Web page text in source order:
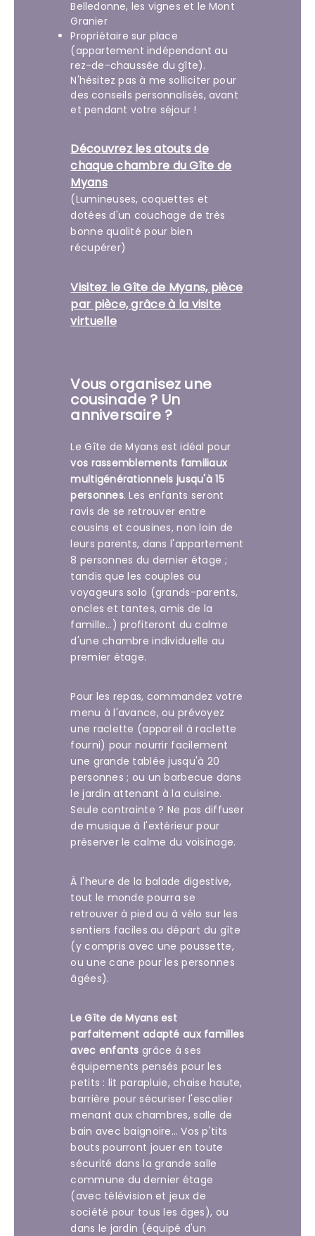
Belledonne, les vignes et le Mont
Granier
Propriétaire sur place
(appartement indépendant au
rez-de-chaussée du gîte).
N'hésitez pas à me solliciter pour
des conseils personnalisés, avant
et pendant votre séjour !
Découvrez les atouts de
chaque chambre du Gîte de
Myans
(Lumineuses, coquettes et
dotées d'un couchage de très
bonne qualité pour bien
récupérer)
Visitez le Gîte de Myans, pièce
par pièce, grâce à la visite
virtuelle
Vous organisez une
cousinade ? Un
anniversaire ?
Le Gîte de Myans est idéal pour
vos rassemblements familiaux
multigénérationnels jusqu'à 15
personnes. Les enfants seront
ravis de se retrouver entre
cousins et cousines, non loin de
leurs parents, dans l'appartement
8 personnes du dernier étage ;
tandis que les couples ou
voyageurs solo (grands-parents,
oncles et tantes, amis de la
famille…) profiteront du calme
d'une chambre individuelle au
premier étage.
Pour les repas, commandez votre
menu à l'avance, ou prévoyez
une raclette (appareil à raclette
fourni) pour nourrir facilement
une grande tablée jusqu'à 20
personnes ; ou un barbecue dans
le jardin attenant à la cuisine.
Seule contrainte ? Ne pas diffuser
de musique à l'extérieur pour
préserver le calme du voisinage.
À l'heure de la balade digestive,
tout le monde pourra se
retrouver à pied ou à vélo sur les
sentiers faciles au départ du gîte
(y compris avec une poussette,
ou une cane pour les personnes
âgées).
Le Gîte de Myans est
parfaitement adapté aux familles
avec enfants grâce à ses
équipements pensés pour les
petits : lit parapluie, chaise haute,
barrière pour sécuriser l'escalier
menant aux chambres, salle de
bain avec baignoire… Vos p'tits
bouts pourront jouer en toute
sécurité dans la grande salle
commune du dernier étage
(avec télévision et jeux de
société pour tous les âges), ou
dans le jardin (équipé d'un